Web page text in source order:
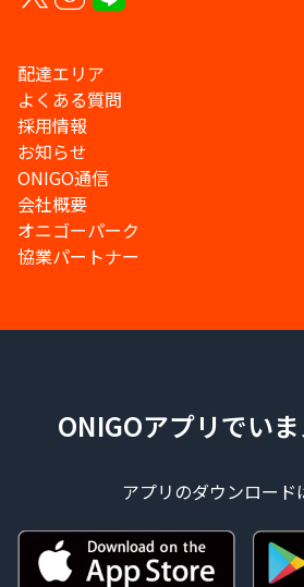
配達エリア
よくある質問
採用情報
お知らせ
ONIGO通信
会社概要
オニゴーパーク
協業パートナー
ONIGOアプリでい
アプリのダウンロード